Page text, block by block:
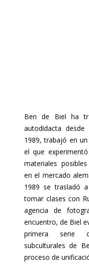
Ben de Biel ha
autodidacta
1989, trabajó en
el que
materiales
en el mercado
1989 se trasladó
tomar clases con
agencia de
encuentro, de Biel
primera serie
subculturales de
proceso de